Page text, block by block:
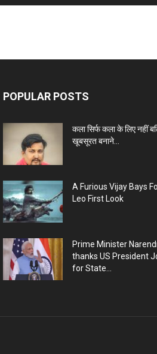
POPULAR POSTS
कला सिर्फ कला के लिए नहीं
खूबसूरत बनाने...
A Furious Vijay Bays
Leo First Look
Prime Minister
thanks US President
for State...